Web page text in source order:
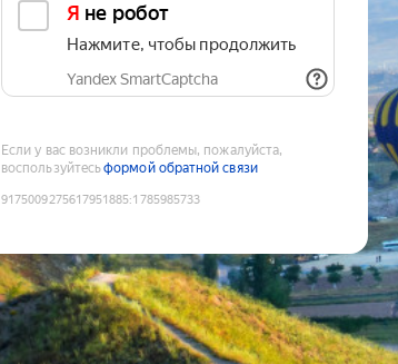
Я не робот
Нажмите, чтобы продолжить
Yandex SmartCaptcha
Если у вас возникли проблемы, пожалуйста,
воспользуйтесьформой обратной связи
9175009275617951885:1785985733